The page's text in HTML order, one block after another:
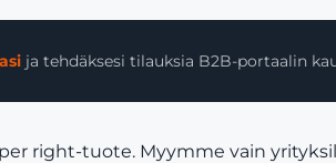
ja tehdäksesi tilauksia B2B-portaalin
right-tuote. Myymme vain